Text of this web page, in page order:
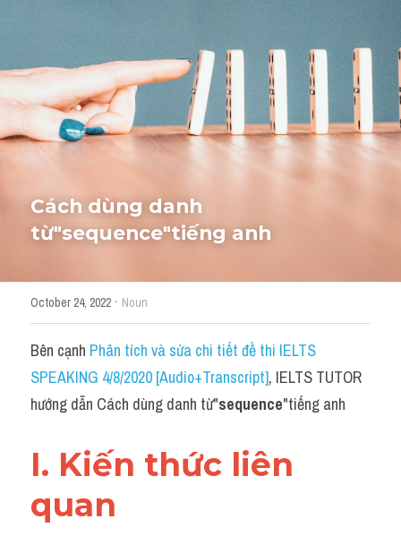
Học thử →
Cách dùng danh
từ"sequence"tiếng anh
October 24, 2022 · Noun
Bên cạnh Phân tích và sửa chi tiết đề thi IELTS
SPEAKING 4/8/2020 [Audio+Transcript], IELTS TUTOR
hướng dẫn Cách dùng danh từ"sequence"tiếng anh
I. Kiến thức liên
quan